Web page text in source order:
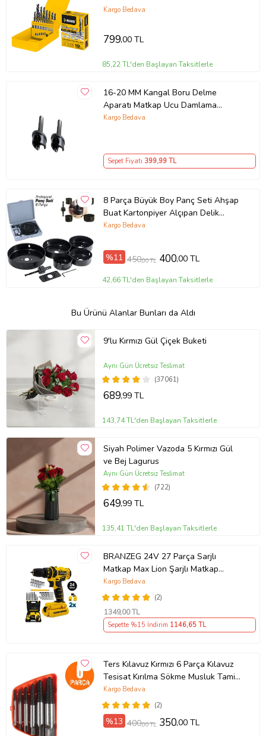
Kargo Bedava
799,00 TL
85,22 TL'den Başlayan Taksitlerle
16-20 MM Kangal Boru Delme
Aparatı Matkap Ucu Damlama
Sulama Plastik Boru Delme
Kargo Bedava
Sepet Fiyatı 399,99 TL
8 Parça Büyük Boy Panç Seti Ahşap
Buat Kartonpiyer Alçıpan Delik
Açma Oyuk Açma Ücretsiz Kargo
Kargo Bedava
%11 450,00 TL 400,00 TL
42,66 TL'den Başlayan Taksitlerle
Bu Ürünü Alanlar Bunları da Aldı
9'lu Kırmızı Gül Çiçek Buketi
(37061)
Aynı Gün Ücretsiz Teslimat
689,99 TL
143,74 TL'den Başlayan Taksitlerle
Siyah Polimer Vazoda 5 Kırmızı Gül
ve Bej Lagurus
(722)
Aynı Gün Ücretsiz Teslimat
649,99 TL
135,41 TL'den Başlayan Taksitlerle
BRANZEG 24V 27 Parça Sarjlı
Matkap Max Lion Şarjlı Matkap
Cordless Drill
(2)
Kargo Bedava
1349,00 TL
Sepette %15 İndirim 1146,65 TL
Ters Kılavuz Kırmızı 6 Parça Kılavuz
Tesisat Kırılma Sökme Musluk Tamir
Seti Kırık Vida Sökme Seti
(2)
Kargo Bedava
%13 400,00 TL 350,00 TL